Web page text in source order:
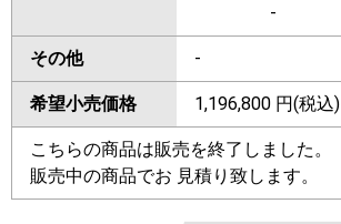
-
その他 -
希望小売価格 1,196,800 円(税込)
こちらの商品は販売を終了しました。
販売中の商品でお 見積り致します。